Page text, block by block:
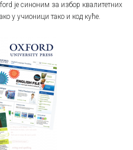
је синоним за избор квалитетних
у учионици тако и код куће.